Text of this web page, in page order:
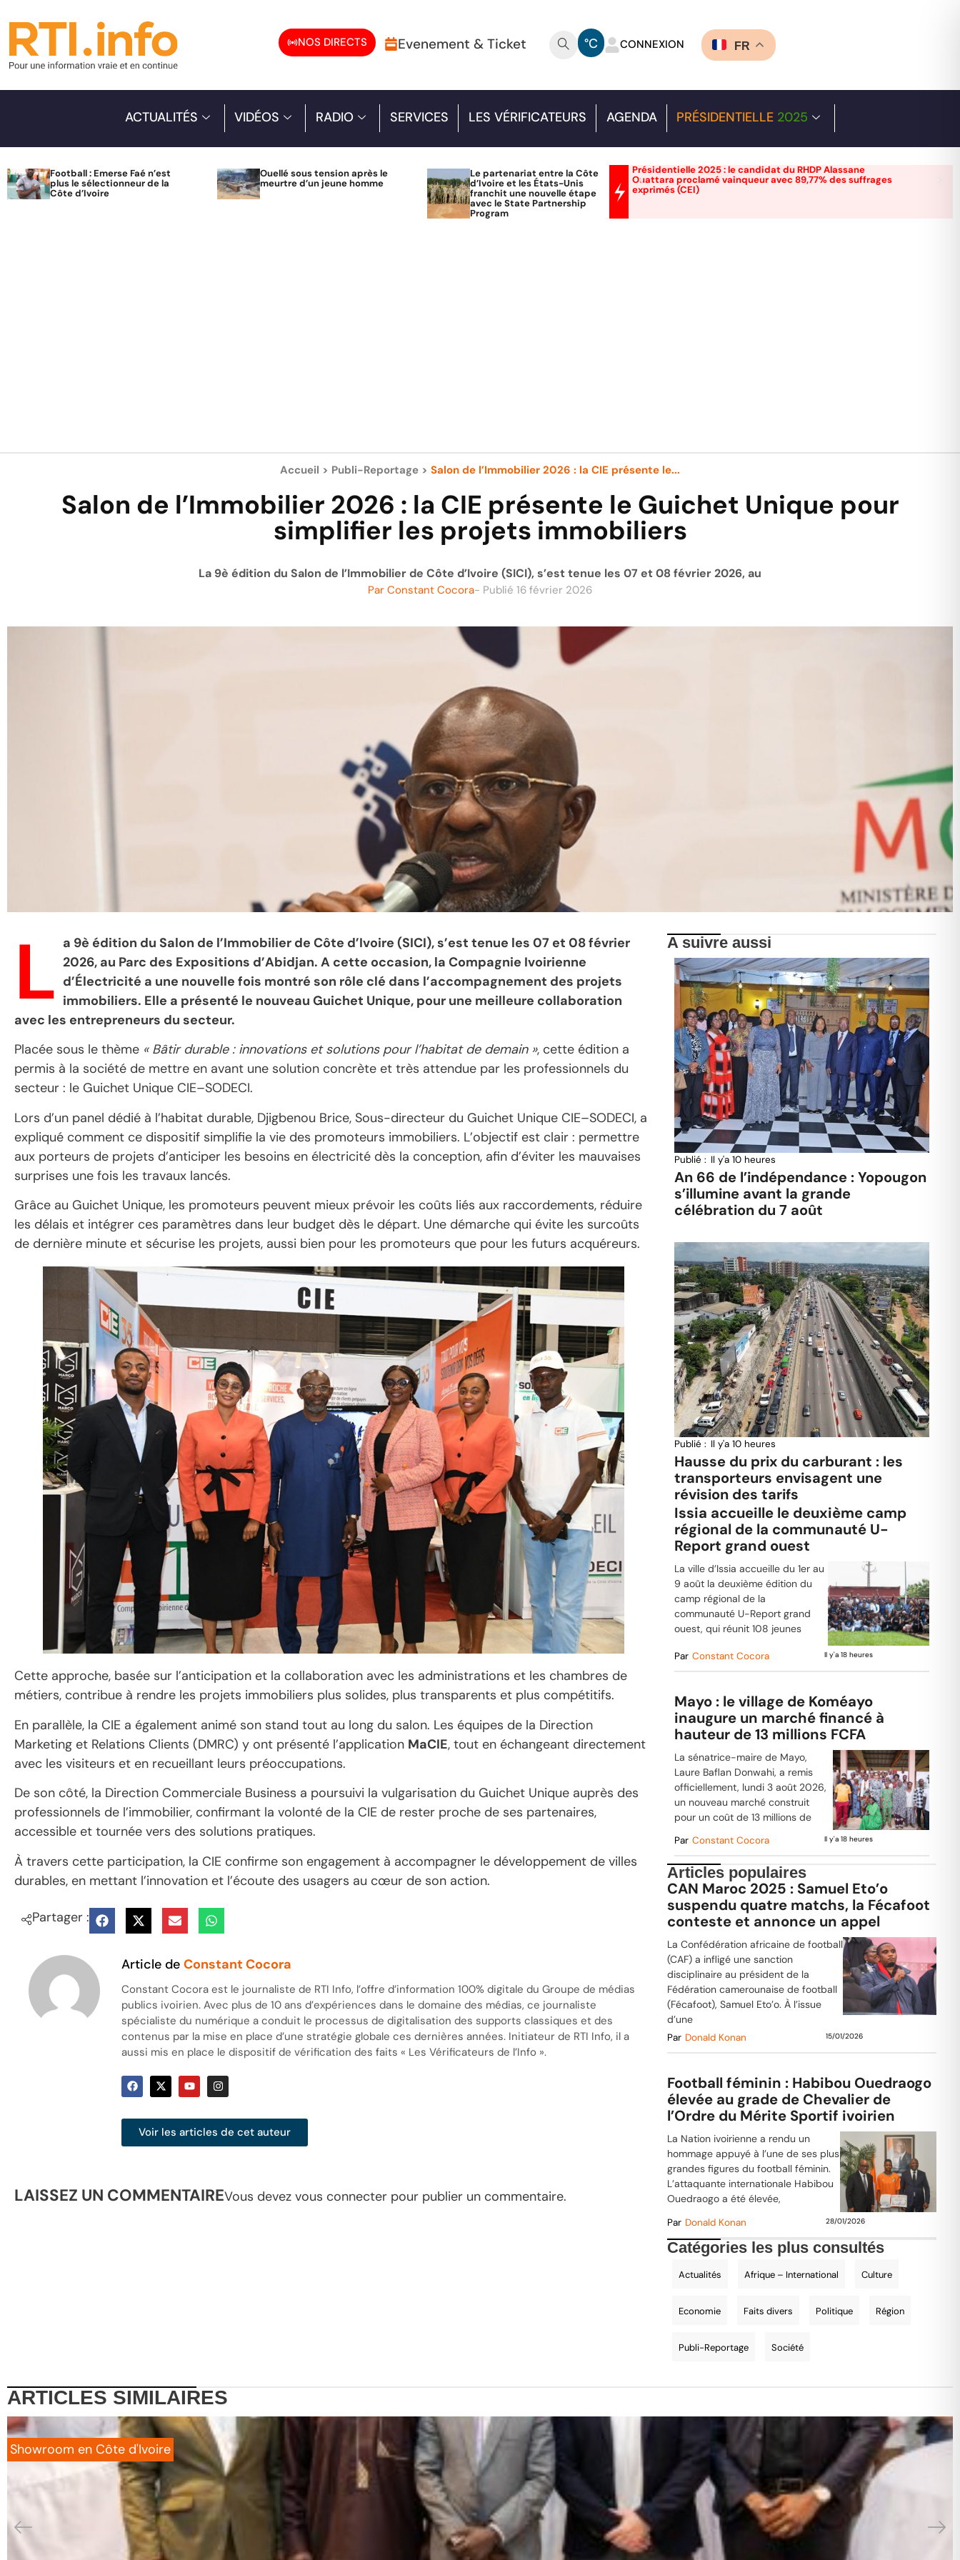
NOS DIRECTS Evenement & Ticket °C CONNEXION FR
ACTUALITÉS VIDÉOS RADIO SERVICES LES VÉRIFICATEURS AGENDA PRÉSIDENTIELLE 2025
Football : Emerse Faé n’est
plus le sélectionneur de la
Côte d’Ivoire
Ouellé sous tension après le
meurtre d’un jeune homme
Le partenariat entre la Côte
d’Ivoire et les États-Unis
franchit une nouvelle étape
avec le State Partnership
Program
Présidentielle 2025 : le candidat du RHDP Alassane
Ouattara proclamé vainqueur avec 89,77% des suffrages
exprimés (CEI)
Accueil > Publi-Reportage > Salon de l’Immobilier 2026 : la CIE présente le...
Salon de l’Immobilier 2026 : la CIE présente le Guichet Unique pour
simplifier les projets immobiliers
La 9è édition du Salon de l’Immobilier de Côte d’Ivoire (SICI), s’est tenue les 07 et 08 février 2026, au
Par Constant Cocora- Publié 16 février 2026
L a 9è édition du Salon de l’Immobilier de Côte d’Ivoire (SICI), s’est tenue les 07 et 08 février
2026, au Parc des Expositions d’Abidjan. A cette occasion, la Compagnie Ivoirienne
d’Électricité a une nouvelle fois montré son rôle clé dans l’accompagnement des projets
immobiliers. Elle a présenté le nouveau Guichet Unique, pour une meilleure collaboration
avec les entrepreneurs du secteur.
Placée sous le thème « Bâtir durable : innovations et solutions pour l’habitat de demain », cette édition a
permis à la société de mettre en avant une solution concrète et très attendue par les professionnels du
secteur : le Guichet Unique CIE–SODECI.
Lors d’un panel dédié à l’habitat durable, Djigbenou Brice, Sous-directeur du Guichet Unique CIE–SODECI, a
expliqué comment ce dispositif simplifie la vie des promoteurs immobiliers. L’objectif est clair : permettre
aux porteurs de projets d’anticiper les besoins en électricité dès la conception, afin d’éviter les mauvaises
surprises une fois les travaux lancés.
Grâce au Guichet Unique, les promoteurs peuvent mieux prévoir les coûts liés aux raccordements, réduire
les délais et intégrer ces paramètres dans leur budget dès le départ. Une démarche qui évite les surcoûts
de dernière minute et sécurise les projets, aussi bien pour les promoteurs que pour les futurs acquéreurs.
Cette approche, basée sur l’anticipation et la collaboration avec les administrations et les chambres de
métiers, contribue à rendre les projets immobiliers plus solides, plus transparents et plus compétitifs.
En parallèle, la CIE a également animé son stand tout au long du salon. Les équipes de la Direction
Marketing et Relations Clients (DMRC) y ont présenté l’application MaCIE, tout en échangeant directement
avec les visiteurs et en recueillant leurs préoccupations.
De son côté, la Direction Commerciale Business a poursuivi la vulgarisation du Guichet Unique auprès des
professionnels de l’immobilier, confirmant la volonté de la CIE de rester proche de ses partenaires,
accessible et tournée vers des solutions pratiques.
À travers cette participation, la CIE confirme son engagement à accompagner le développement de villes
durables, en mettant l’innovation et l’écoute des usagers au cœur de son action.
Partager :
Article deConstant Cocora
Constant Cocora est le journaliste de RTI Info, l’offre d’information 100% digitale du Groupe de médias
publics ivoirien. Avec plus de 10 ans d’expériences dans le domaine des médias, ce journaliste
spécialiste du numérique a conduit le processus de digitalisation des supports classiques et des
contenus par la mise en place d’une stratégie globale ces dernières années. Initiateur de RTI Info, il a
aussi mis en place le dispositif de vérification des faits « Les Vérificateurs de l’Info ».
Voir les articles de cet auteur
LAISSEZ UN COMMENTAIREVous devez vous connecter pour publier un commentaire.
A suivre aussi
Publié : Il y'a 10 heures
An 66 de l’indépendance : Yopougon
s’illumine avant la grande
célébration du 7 août
Publié : Il y'a 10 heures
Hausse du prix du carburant : les
transporteurs envisagent une
révision des tarifs
Issia accueille le deuxième camp
régional de la communauté U-
Report grand ouest
La ville d’Issia accueille du 1er au
9 août la deuxième édition du
camp régional de la
communauté U-Report grand
ouest, qui réunit 108 jeunes
Par Constant Cocora Il y'a 18 heures
Mayo : le village de Koméayo
inaugure un marché financé à
hauteur de 13 millions FCFA
La sénatrice-maire de Mayo,
Laure Baflan Donwahi, a remis
officiellement, lundi 3 août 2026,
un nouveau marché construit
pour un coût de 13 millions de
Par Constant Cocora Il y'a 18 heures
Articles populaires
CAN Maroc 2025 : Samuel Eto’o
suspendu quatre matchs, la Fécafoot
conteste et annonce un appel
La Confédération africaine de football
(CAF) a infligé une sanction
disciplinaire au président de la
Fédération camerounaise de football
(Fécafoot), Samuel Eto’o. À l’issue
d’une
Par Donald Konan 15/01/2026
Football féminin : Habibou Ouedraogo
élevée au grade de Chevalier de
l’Ordre du Mérite Sportif ivoirien
La Nation ivoirienne a rendu un
hommage appuyé à l’une de ses plus
grandes figures du football féminin.
L’attaquante internationale Habibou
Ouedraogo a été élevée,
Par Donald Konan 28/01/2026
Catégories les plus consultés
Actualités Afrique – International Culture
Economie Faits divers Politique Région
Publi-Reportage Société
ARTICLES SIMILAIRES
Showroom en Côte d'Ivoire